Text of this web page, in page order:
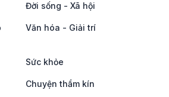
Đời sống - Xã hội
Văn hóa - Giải trí
Sức khỏe
Chuyện thầm kín